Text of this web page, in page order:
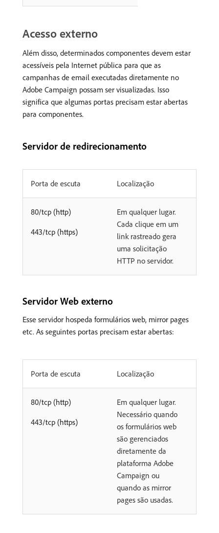
Acesso externo
Além disso, determinados componentes devem estar
acessíveis pela Internet pública para que as
campanhas de email executadas diretamente no
Adobe Campaign possam ser visualizadas. Isso
significa que algumas portas precisam estar abertas
para componentes.
Servidor de redirecionamento
Porta de escuta Localização
80/tcp (http)
443/tcp (https)
Em qualquer lugar.
Cada clique em um
link rastreado gera
uma solicitação
HTTP no servidor.
Servidor Web externo
Esse servidor hospeda formulários web, mirror pages
etc. As seguintes portas precisam estar abertas:
Porta de escuta Localização
80/tcp (http)
443/tcp (https)
Em qualquer lugar.
Necessário quando
os formulários web
são gerenciados
diretamente da
plataforma Adobe
Campaign ou
quando as mirror
pages são usadas.